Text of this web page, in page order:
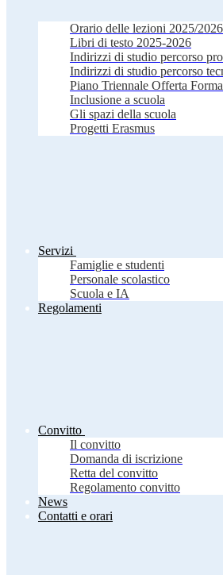
Orario delle lezioni 2025/2026
Libri di testo 2025-2026
Indirizzi di studio percorso
Indirizzi di studio percorso
Piano Triennale Offerta
Inclusione a scuola
Gli spazi della scuola
Progetti Erasmus
Servizi
Famiglie e studenti
Personale scolastico
Scuola e IA
Regolamenti
Convitto
Il convitto
Domanda di iscrizione
Retta del convitto
Regolamento convitto
News
Contatti e orari